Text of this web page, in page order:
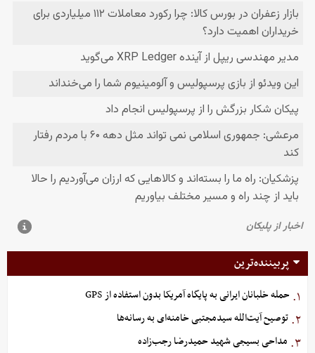
پربیننده‌ترین
۱. حمله خلبانان ایرانی به پایگاه آمریکا بدون استفاده از GPS
۲. توصیح آیت‌الله سیدمجتبی خامنه‌ای به رسانه‌ها
۳. مداحی بسیجی شهید حمیدرضا رجب‌زاده